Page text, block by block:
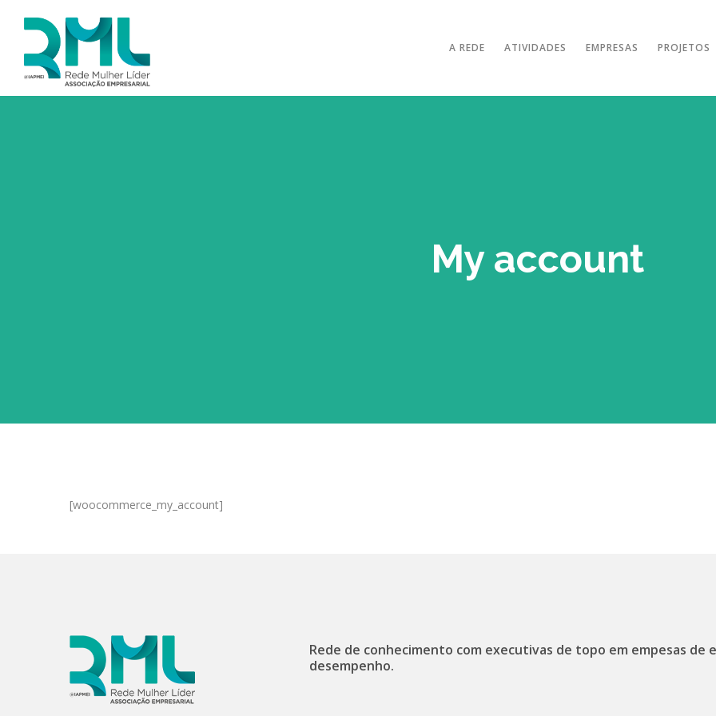
A REDE ATIVIDADES EMPRESAS PROJETOS
My account
[woocommerce_my_account]
Rede de conhecimento com executivas de topo em empesas de
desempenho.